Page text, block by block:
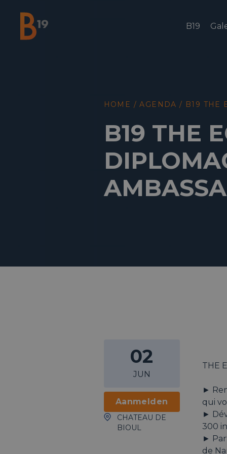
National Business Club & Networking
B19
HOME /AGENDA / B19 THE
B19 THE
02
JUN
Aanmelden
CHATEAU DE
BIOUL
THE
►
qui
►
300
►
de